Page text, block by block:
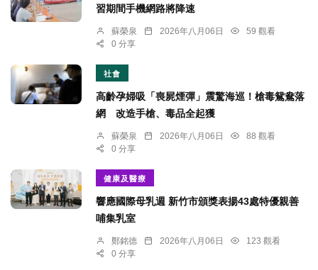
習期間手機網路將降速
蘇榮泉 2026年八月06日
59 觀看
0 分享
社會
高齡孕婦吸「喪屍煙彈」震驚海巡！槍毒鴛鴦落
網 改造手槍、毒品全起獲
蘇榮泉 2026年八月06日
88 觀看
0 分享
健康及醫療
響應國際母乳週 新竹市頒獎表揚43處特優親善
哺集乳室
鄭銘德 2026年八月06日
123 觀看
0 分享